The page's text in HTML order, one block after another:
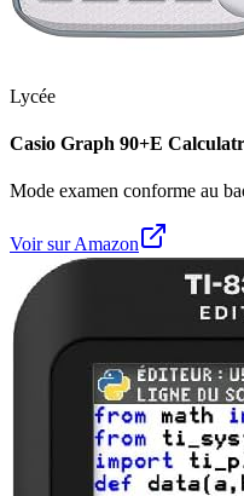
Lycée
Casio Graph 90+E
Mode examen conforme au
Voir sur Amazon